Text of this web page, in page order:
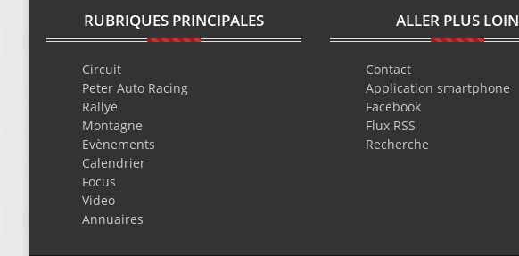
RUBRIQUES PRINCIPALES
Circuit
Peter Auto Racing
Rallye
Montagne
Evènements
Calendrier
Focus
Video
Annuaires
ALLER PLUS LOIN
Contact
Application smartphone
Facebook
Flux RSS
Recherche